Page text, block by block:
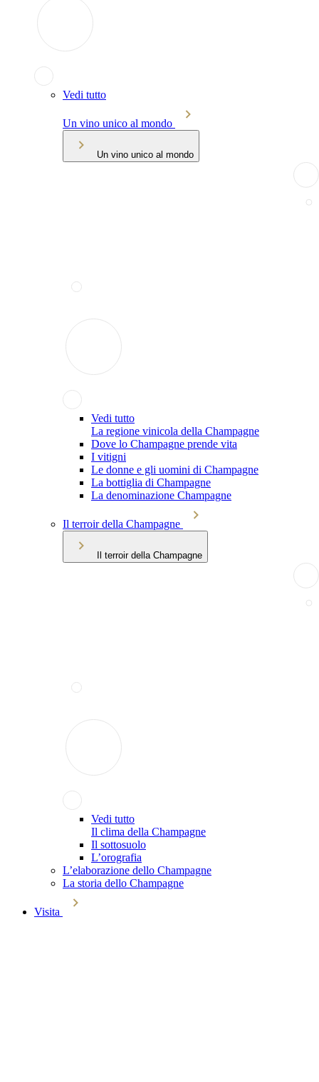
Vedi tutto
Un vino unico al mondo
Un vino unico al mondo
Vedi tutto
La regione vinicola della Champagne
Dove lo Champagne prende vita
I vitigni
Le donne e gli uomini di Champagne
La bottiglia di Champagne
La denominazione Champagne
Il terroir della Champagne
Il terroir della Champagne
Vedi tutto
Il clima della Champagne
Il sottosuolo
L’orografia
L’elaborazione dello Champagne
La storia dello Champagne
Visita